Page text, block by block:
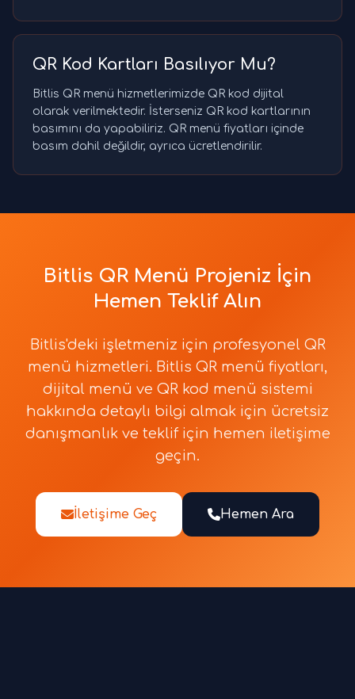
QR Kod Kartları Basılıyor Mu?
Bitlis QR menü hizmetlerimizde QR kod dijital
olarak verilmektedir. İsterseniz QR kod kartlarının
basımını da yapabiliriz. QR menü fiyatları içinde
basım dahil değildir, ayrıca ücretlendirilir.
Bitlis QR Menü Projeniz İçin
Hemen Teklif Alın
Bitlis'deki işletmeniz için profesyonel QR
menü hizmetleri. Bitlis QR menü fiyatları,
dijital menü ve QR kod menü sistemi
hakkında detaylı bilgi almak için ücretsiz
danışmanlık ve teklif için hemen iletişime
geçin.
İletişime Geç Hemen Ara